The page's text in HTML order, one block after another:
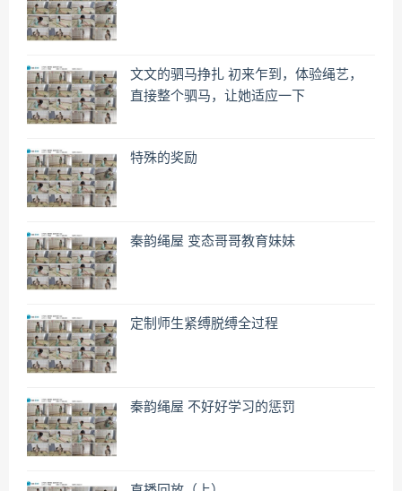
文文的驷马挣扎 初来乍到，体验绳艺，
直接整个驷马，让她适应一下
特殊的奖励
秦韵绳屋 变态哥哥教育妹妹
定制师生紧缚脱缚全过程
秦韵绳屋 不好好学习的惩罚